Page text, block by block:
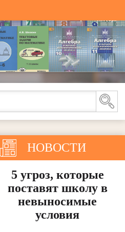
НОВОСТИ
5 угроз, которые
поставят школу в
невыносимые
условия